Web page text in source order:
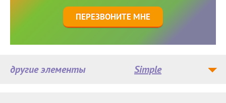
ПЕРЕЗВОНИТЕ МНЕ
другие элементы Simple